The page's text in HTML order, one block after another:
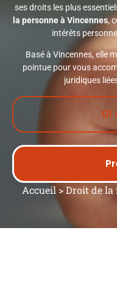
ses droits les plus
la personne à Vincennes,
intérêts
Basé à Vincennes, elle
pointue pour vous
juridiques
01
Accueil >Droit de